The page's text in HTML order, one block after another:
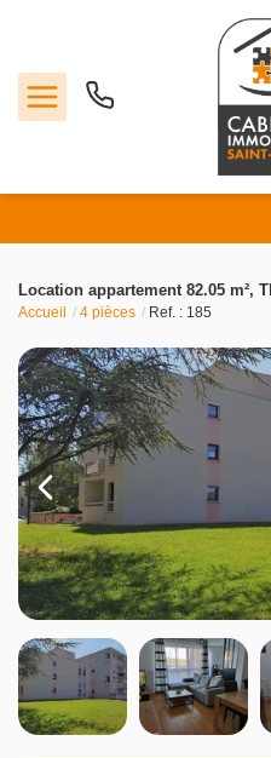
Location
Estimation
Agence
Contact
Location appartement 82.05 m²,
Accueil 4 pièces Ref. : 185